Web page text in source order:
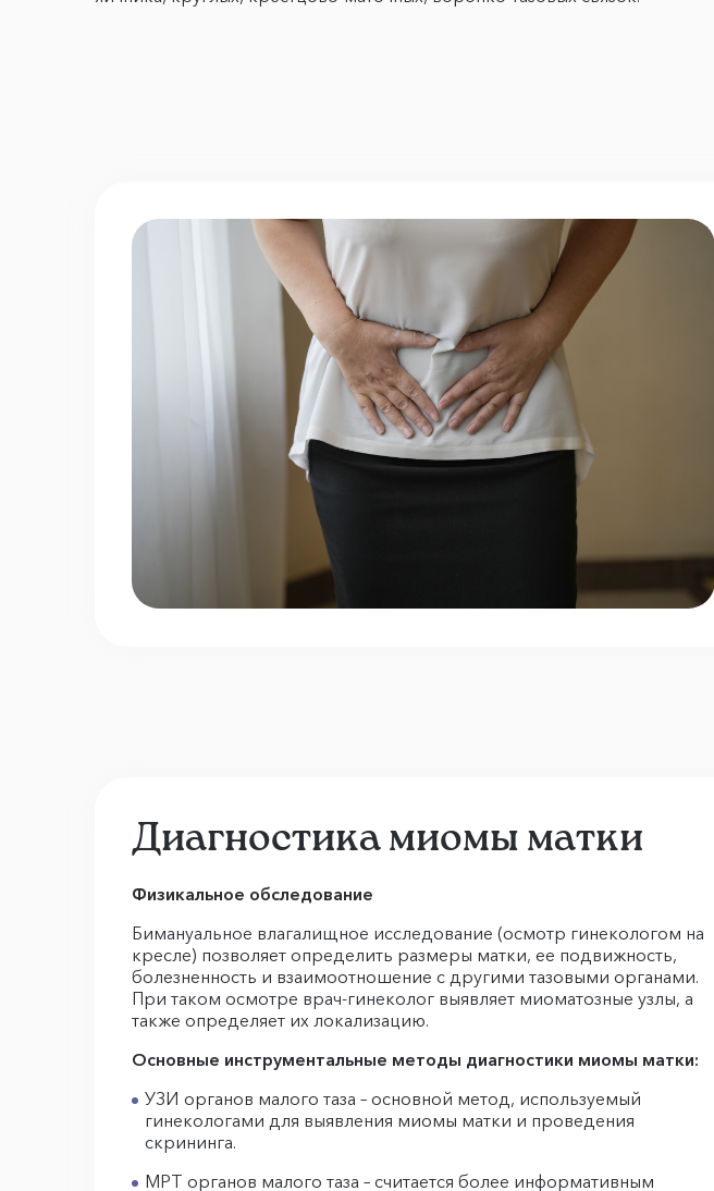
Диагностика миомы матки
Физикальное обследование
Бимануальное влагалищное исследование (осмотр гинекологом на
кресле) позволяет определить размеры матки, ее подвижность,
болезненность и взаимоотношение с другими тазовыми органами.
При таком осмотре врач-гинеколог выявляет миоматозные узлы, а
также определяет их локализацию.
Основные инструментальные методы диагностики миомы матки:
УЗИ органов малого таза – основной метод, используемый
гинекологами для выявления миомы матки и проведения
скрининга.
МРТ органов малого таза – считается более информативным